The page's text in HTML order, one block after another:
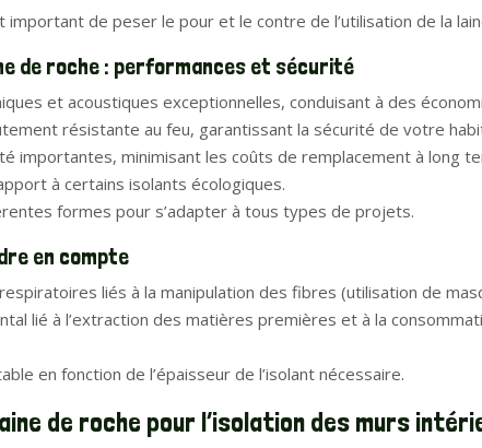
de peser le pour et le contre de l’utilisation de la
de roche : performances et sécurité
et acoustiques exceptionnelles, conduisant à des
résistante au feu, garantissant la sécurité de votre
importantes, minimisant les coûts de remplacement à long
à certains isolants écologiques.
formes pour s’adapter à tous types de projets.
en compte
liés à la manipulation des fibres (utilisation de
lié à l’extraction des matières premières et à la
en fonction de l’épaisseur de l’isolant nécessaire.
de roche pour l’isolation des murs